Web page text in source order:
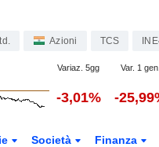
Azioni TCS
Variaz. 5gg Var. 1 gen.
-3,01% -
Società Finanza